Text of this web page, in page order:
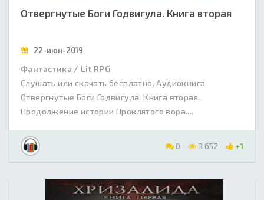
Отвергнутые Боги Годвигула. Книга вторая
22-июн-2019
Фантастика / Lit RPG
Слушать или скачать бесплатно. Аудиокнига
Отвергнутые Боги Годвигула. Книга вторая.
Продолжение истории Проклятого вора....
0 3 652 +1